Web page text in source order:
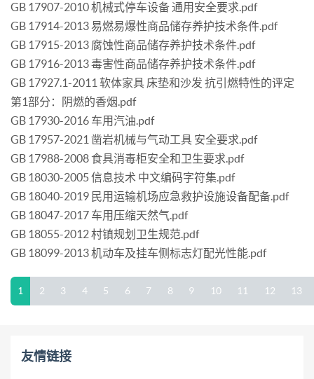
GB 17907-2010 机械式停车设备 通用安全要求.pdf
GB 17914-2013 易燃易爆性商品储存养护技术条件.pdf
GB 17915-2013 腐蚀性商品储存养护技术条件.pdf
GB 17916-2013 毒害性商品储存养护技术条件.pdf
GB 17927.1-2011 软体家具 床垫和沙发 抗引燃特性的评定
第1部分：阴燃的香烟.pdf
GB 17930-2016 车用汽油.pdf
GB 17957-2021 凿岩机械与气动工具 安全要求.pdf
GB 17988-2008 食具消毒柜安全和卫生要求.pdf
GB 18030-2005 信息技术 中文编码字符集.pdf
GB 18040-2019 民用运输机场应急救护设施设备配备.pdf
GB 18047-2017 车用压缩天然气.pdf
GB 18055-2012 村镇规划卫生规范.pdf
GB 18099-2013 机动车及挂车侧标志灯配光性能.pdf
1 2 3 4 5 6 7 8 9 10 11 12 13
友情链接